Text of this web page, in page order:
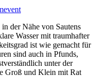
der Nähe von Sautens
Wasser mit traumhafter
ist wie gemacht für
sind auch in Pfunds,
unter der
Groß und Klein mit Rat